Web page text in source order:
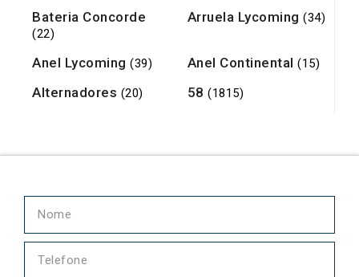
Bateria Concorde
(22)
Arruela Lycoming (34)
Anel Lycoming (39) Anel Continental (15)
Alternadores (20) 58 (1815)